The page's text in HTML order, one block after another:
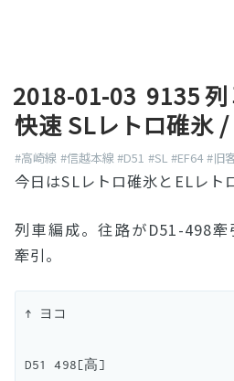
2018-01-03 9135
快速 SLレトロ碓氷
#高崎線 #信越本線#D51 #SL #EF64#旧
今日はSLレトロ碓氷とELレト
列車編成。往路がD51-498
牽引。
↑ ヨコ
D51 498[高]